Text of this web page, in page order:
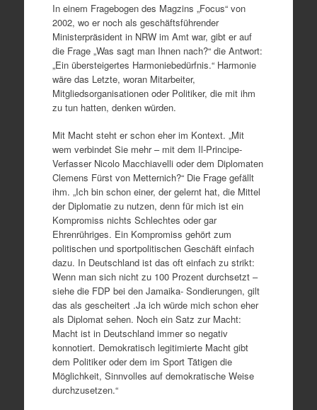
In einem Fragebogen des Magzins „Focus“ von
2002, wo er noch als geschäftsführender
Ministerpräsident in NRW im Amt war, gibt er auf
die Frage „Was sagt man Ihnen nach?“ die Antwort:
„Ein übersteigertes Harmoniebedürfnis.“ Harmonie
wäre das Letzte, woran Mitarbeiter,
Mitgliedsorganisationen oder Politiker, die mit ihm
zu tun hatten, denken würden.
Mit Macht steht er schon eher im Kontext. „Mit
wem verbindet Sie mehr – mit dem Il-Principe-
Verfasser Nicolo Macchiavelli oder dem Diplomaten
Clemens Fürst von Metternich?“ Die Frage gefällt
ihm. „Ich bin schon einer, der gelernt hat, die Mittel
der Diplomatie zu nutzen, denn für mich ist ein
Kompromiss nichts Schlechtes oder gar
Ehrenrühriges. Ein Kompromiss gehört zum
politischen und sportpolitischen Geschäft einfach
dazu. In Deutschland ist das oft einfach zu strikt:
Wenn man sich nicht zu 100 Prozent durchsetzt –
siehe die FDP bei den Jamaika- Sondierungen, gilt
das als gescheitert .Ja ich würde mich schon eher
als Diplomat sehen. Noch ein Satz zur Macht:
Macht ist in Deutschland immer so negativ
konnotiert. Demokratisch legitimierte Macht gibt
dem Politiker oder dem im Sport Tätigen die
Möglichkeit, Sinnvolles auf demokratische Weise
durchzusetzen.“